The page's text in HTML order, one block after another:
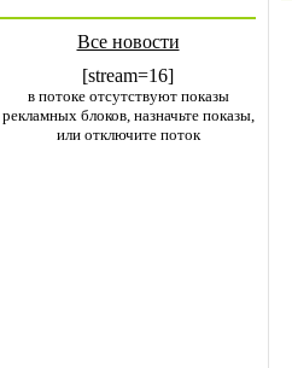
Все новости
[stream=16]
в потоке отсутствуют показы
рекламных блоков, назначьте показы,
или отключите поток